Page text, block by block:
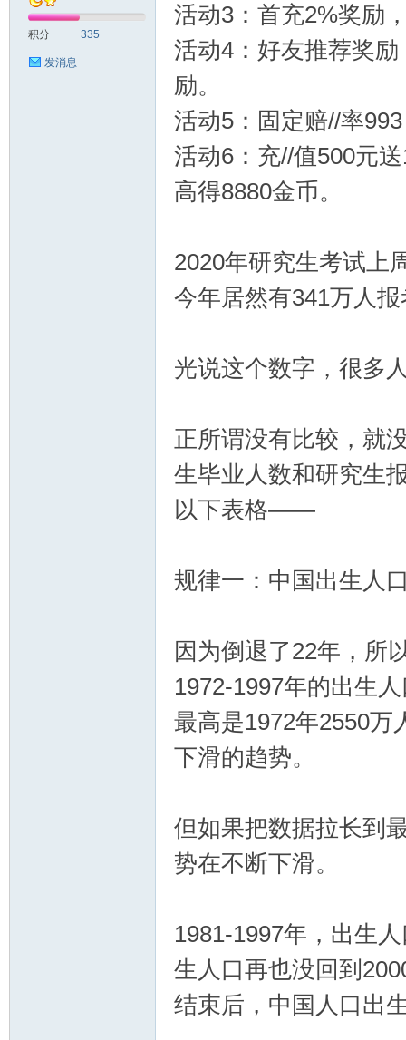
积分 335
发消息
活动3：首充2%奖励
活动4：好友推荐奖
励。
活动5：固定赔//率
活动6：充//值500元
高得8880金币。
2020年研究生考试上
今年居然有341万人
光说这个数字，很多
正所谓没有比较，就
生毕业人数和研究生
以下表格——
规律一：中国出生人
因为倒退了22年，所
1972-1997年的出生
最高是1972年2550万
下滑的趋势。
但如果把数据拉长到
势在不断下滑。
1981-1997年，出生
生人口再也没回到
结束后，中国人口出